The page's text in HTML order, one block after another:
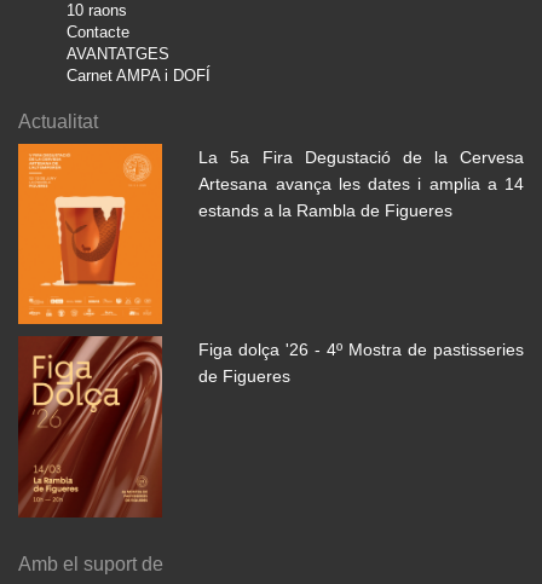
10 raons
Contacte
AVANTATGES
Carnet AMPA i DOFÍ
Actualitat
La 5a Fira Degustació de la Cervesa
Artesana avança les dates i amplia a 14
estands a la Rambla de Figueres
Figa dolça '26 - 4º Mostra de pastisseries
de Figueres
Amb el suport de